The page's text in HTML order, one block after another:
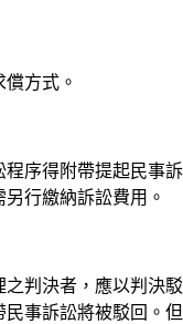
方式。
序得附帶提起民
行繳納訴訟費用。
判決者，應以判
事訴訟將被駁回。